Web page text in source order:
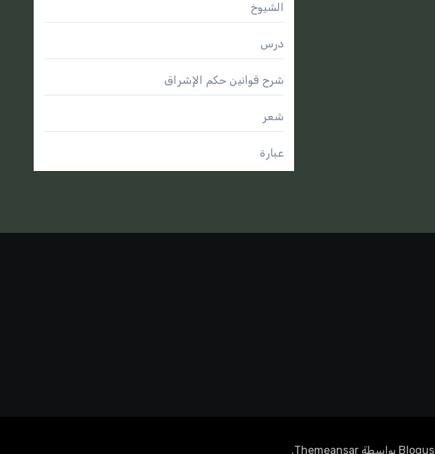
الشيوخ
درس
شرح قوانين حكم الإشراق
شعر
عبارة
|
Blogus بواسطةThemeansar
.